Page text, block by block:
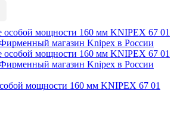
мощности 160 мм KNIPEX 67 01